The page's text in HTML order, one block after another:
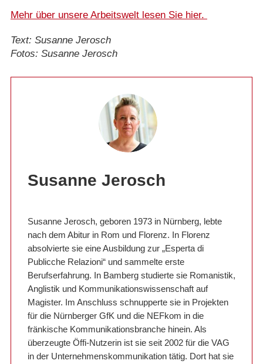
Mehr über unsere Arbeitswelt lesen Sie hier.
Text: Susanne Jerosch
Fotos: Susanne Jerosch
Susanne Jerosch
Susanne Jerosch, geboren 1973 in Nürnberg, lebte
nach dem Abitur in Rom und Florenz. In Florenz
absolvierte sie eine Ausbildung zur „Esperta di
Publicche Relazioni“ und sammelte erste
Berufserfahrung. In Bamberg studierte sie Romanistik,
Anglistik und Kommunikationswissenschaft auf
Magister. Im Anschluss schnupperte sie in Projekten
für die Nürnberger GfK und die NEFkom in die
fränkische Kommunikationsbranche hinein. Als
überzeugte Öffi-Nutzerin ist sie seit 2002 für die VAG
in der Unternehmenskommunikation tätig. Dort hat sie